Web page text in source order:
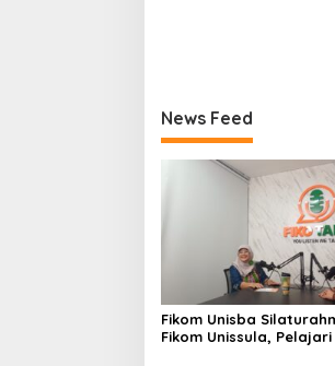
News Feed
Fikom Unisba
Fikom Unissula, Pelajari